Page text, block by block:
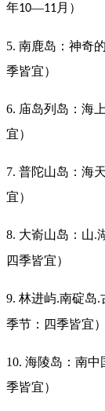
年10—11月）
5. 南鹿岛：神奇
季皆宜）
6. 庙岛列岛：海
宜）
7. 普陀山岛：海
宜）
8. 大嵛山岛：山.
四季皆宜）
9. 林进屿.南碇岛.
季节：四季皆宜）
10. 海陵岛：南
季皆宜）